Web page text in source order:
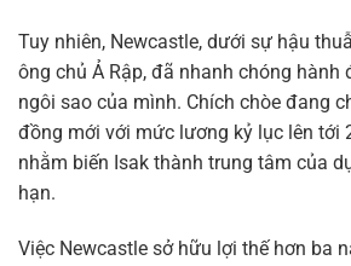
Tuy nhiên, Newcastle, dưới sự hậu
ông chủ Ả Rập, đã nhanh chóng hành
ngôi sao của mình. Chích chòe đang
đồng mới với mức lương kỷ lục lên tới
nhằm biến Isak thành trung tâm của
hạn.
Việc Newcastle sở hữu lợi thế hơn ba